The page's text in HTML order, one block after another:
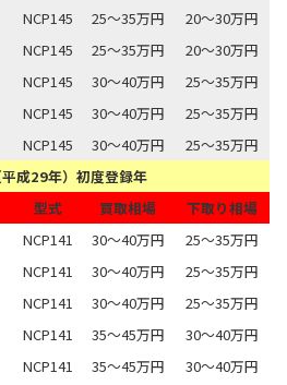
NCP145 25～35万円
20～30万円
NCP145 25～35万円
20～30万円
NCP145 30～40万円
25～35万円
NCP145 30～40万円
25～35万円
NCP145 30～40万円
25～35万円
成29年）初度登録年
型式 買取相場
下取り相場
NCP141 30～40万円
25～35万円
NCP141 30～40万円
25～35万円
NCP141 30～40万円
25～35万円
NCP141 35～45万円
30～40万円
NCP141 35～45万円
30～40万円